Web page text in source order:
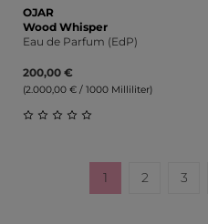
OJAR
Wood Whisper
Eau de Parfum (EdP)
200,00 €
(2.000,00 € / 1000 Milliliter)
Seite
1 Seite
2 Seite
3